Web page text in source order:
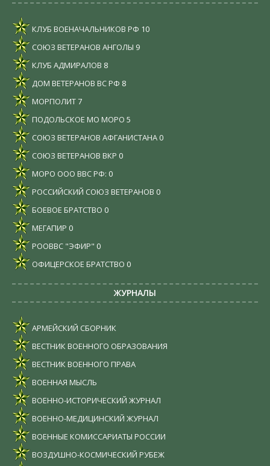
КЛУБ ВОЕНАЧАЛЬНИКОВ РФ 10
СОЮЗ ВЕТЕРАНОВ АНГОЛЫ 9
КЛУБ АДМИРАЛОВ 8
ДОМ ВЕТЕРАНОВ ВС РФ 8
МОРПОЛИТ7
ПОДОЛЬСКОЕ МО МОРО 5
СОЮЗ ВЕТЕРАНОВ АФГАНИСТАНА 0
СОЮЗ ВЕТЕРАНОВ ВКР 0
МОРО ООО ВВС РФ: 0
РОССИЙСКИЙ СОЮЗ ВЕТЕРАНОВ 0
БОЕВОЕ БРАТСТВО 0
МЕГАПИР 0
РООВВС "ЭФИР" 0
ОФИЦЕРСКОЕ БРАТСТВО 0
ЖУРНАЛЫ
АРМЕЙСКИЙ СБОРНИК
ВЕСТНИК ВОЕННОГО ОБРАЗОВАНИЯ
ВЕСТНИК ВОЕННОГО ПРАВА
ВОЕННАЯ МЫСЛЬ
ВОЕННО-ИСТОРИЧЕСКИЙ ЖУРНАЛ
ВОЕННО-МЕДИЦИНСКИЙ ЖУРНАЛ
ВОЕННЫЕ КОМИССАРИАТЫ РОССИИ
ВОЗДУШНО-КОСМИЧЕСКИЙ РУБЕЖ